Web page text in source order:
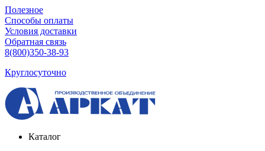
Полезное
Способы оплаты
Условия доставки
Обратная связь
8(800)350-38-93
Круглосуточно
Каталог